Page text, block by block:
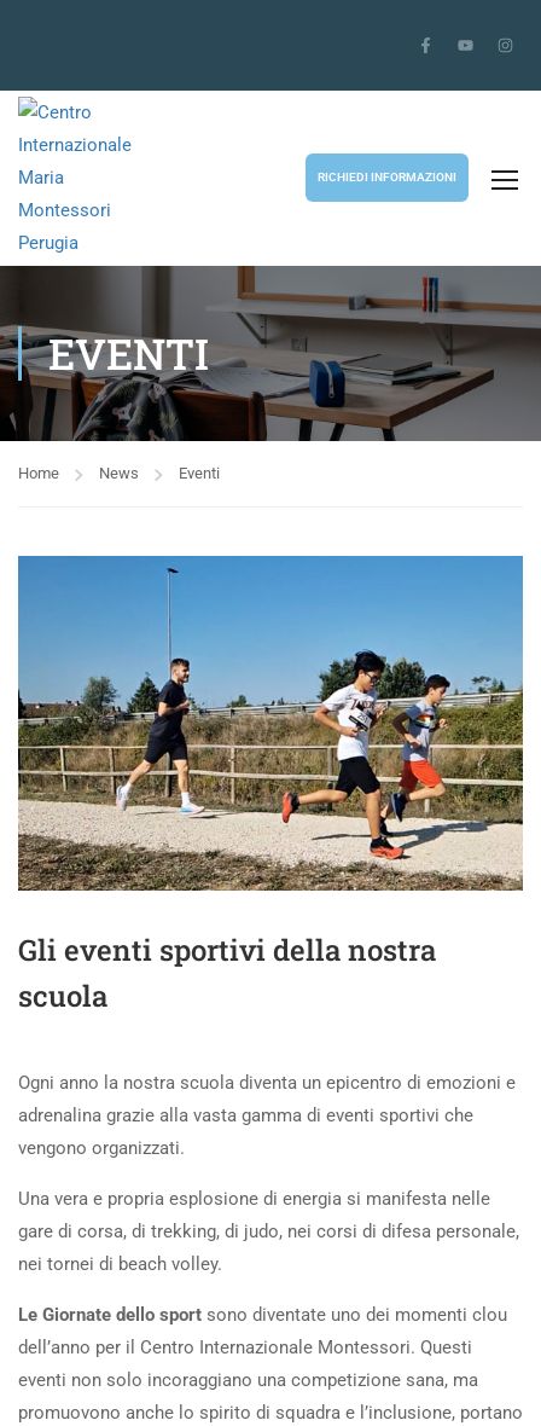
RICHIEDI INFORMAZIONI
EVENTI
Home News Eventi
Gli eventi sportivi della nostra
scuola
Ogni anno la nostra scuola diventa un epicentro di emozioni e
adrenalina grazie alla vasta gamma di eventi sportivi che
vengono organizzati.
Una vera e propria esplosione di energia si manifesta nelle
gare di corsa, di trekking, di judo, nei corsi di difesa personale,
nei tornei di beach volley.
Le Giornate dello sport sono diventate uno dei momenti clou
dell’anno per il Centro Internazionale Montessori. Questi
eventi non solo incoraggiano una competizione sana, ma
promuovono anche lo spirito di squadra e l’inclusione, portano